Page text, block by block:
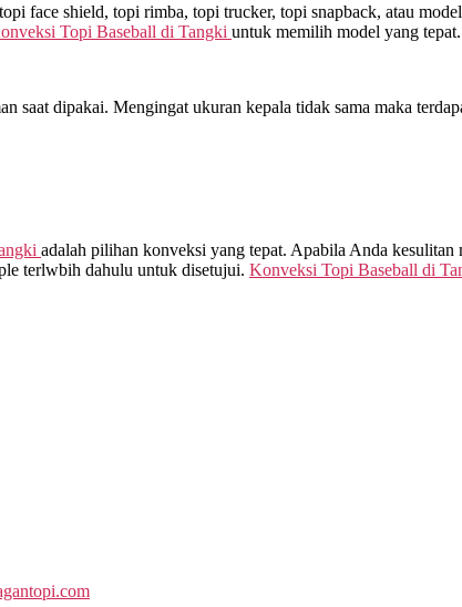
face shield, topi rimba, topi trucker, topi snapback, atau
Topi Baseball di Tangki untuk memilih model yang tepat.
dipakai. Mengingat ukuran kepala tidak sama maka
adalah pilihan konveksi yang tepat. Apabila Anda kesulitan
terlwbih dahulu untuk disetujui. Konveksi Topi Baseball di